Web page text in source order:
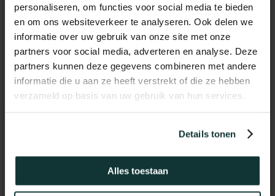
personaliseren, om functies voor social media te bieden
en om ons websiteverkeer te analyseren. Ook delen we
informatie over uw gebruik van onze site met onze
partners voor social media, adverteren en analyse. Deze
partners kunnen deze gegevens combineren met andere
informatie die u aan ze heeft verstrekt of die ze hebben
verzameld op basis van uw gebruik van hun services.
Details tonen
Alles toestaan
Traprenovatie set PVC